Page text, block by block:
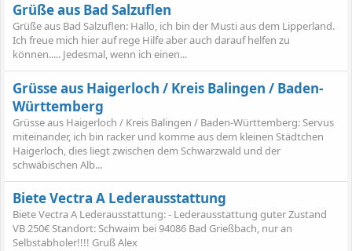
Grüße aus Bad Salzuflen
Grüße aus Bad Salzuflen: Hallo, ich bin der Musti aus dem Lipperland.
Ich freue mich hier auf rege Hilfe aber auch darauf helfen zu
können..... Jedesmal, wenn ich einen...
Grüsse aus Haigerloch / Kreis Balingen / Baden-
Württemberg
Grüsse aus Haigerloch / Kreis Balingen / Baden-Württemberg: Servus
miteinander, ich bin racker und komme aus dem kleinen Städtchen
Haigerloch, dies liegt zwischen dem Schwarzwald und der
schwäbischen Alb...
Biete Vectra A Lederausstattung
Biete Vectra A Lederausstattung: - Lederausstattung guter Zustand
VB 250€ Standort: Schwaim bei 94086 Bad Grießbach, nur an
Selbstabholer!!!! Gruß Alex